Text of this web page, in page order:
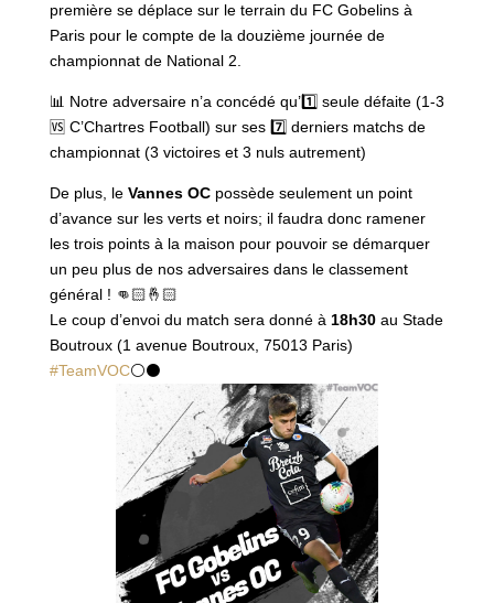
première se déplace sur le terrain du FC Gobelins à
Paris pour le compte de la douzième journée de
championnat de National 2.
📊 Notre adversaire n’a concédé qu’1️⃣ seule défaite (1-3
🆚 C’Chartres Football) sur ses 7️⃣ derniers matchs de
championnat (3 victoires et 3 nuls autrement)
De plus, le Vannes OCpossède seulement un point
d’avance sur les verts et noirs; il faudra donc ramener
les trois points à la maison pour pouvoir se démarquer
un peu plus de nos adversaires dans le classement
général ! 👊🏻🤞🏻
Le coup d’envoi du match sera donné à18h30au Stade
Boutroux (1 avenue Boutroux, 75013 Paris)
#TeamVOC⚪️⚫️